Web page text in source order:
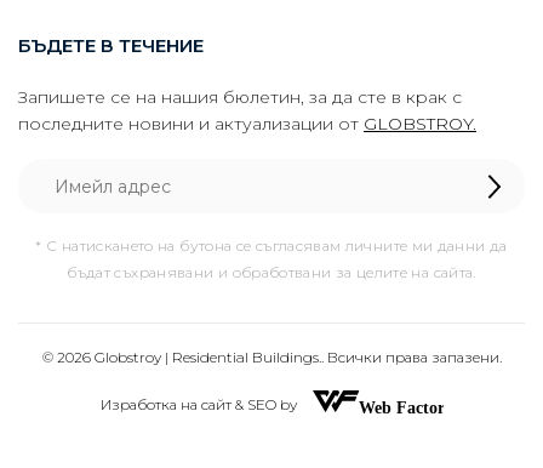
БЪДЕТЕ В ТЕЧЕНИЕ
Запишете се на нашия бюлетин, за да сте в крак с
последните новини и актуализации от GLOBSTROY.
* С натискането на бутона се съгласявам личните ми данни да
бъдат съхранявани и обработвани за целите на сайта.
© 2026 Globstroy | Residential Buildings.. Всички права запазени.
Изработка на сайт & SEO by